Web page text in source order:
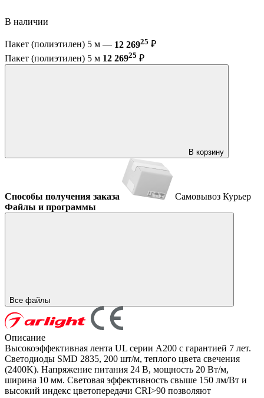
В наличии
Пакет (полиэтилен) 5 м — 12 26925 ₽
Пакет (полиэтилен) 5 м 12 26925 ₽
В корзину
Способы получения заказа Самовывоз Курьер
Файлы и программы
Все файлы
Описание
Высокоэффективная лента UL серии A200 с гарантией 7 лет.
Светодиоды SMD 2835, 200 шт/м, теплого цвета свечения
(2400K). Напряжение питания 24 В, мощность 20 Вт/м,
ширина 10 мм. Световая эффективность свыше 150 лм/Вт и
высокий индекс цветопередачи CRI>90 позволяют